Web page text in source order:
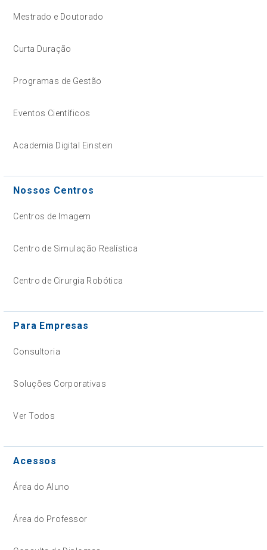
Mestrado e Doutorado
Curta Duração
Programas de Gestão
Eventos Científicos
Academia Digital Einstein
Nossos Centros
Centros de Imagem
Centro de Simulação Realística
Centro de Cirurgia Robótica
Para Empresas
Consultoria
Soluções Corporativas
Ver Todos
Acessos
Área do Aluno
Área do Professor